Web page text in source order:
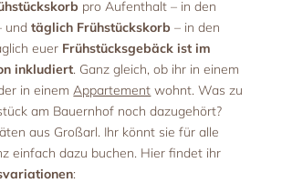
Die Ferienwohnungen
Ausstattung & Leistungen
Preisliste
Ferien mit ‚Wau‘-Faktor
Aktuelles & Angebote
Aktuelles & Last-Minute
Angebote & Pauschalen
Bauernherbst
Bergadvent
Ausflugsziele
pro Aufenthalt – in den
undtäglich Frühstückskorb – in den
euer Frühstücksgebäck ist im
inkludiert. Ganz gleich, ob ihr in einem
in einem Appartement wohnt. Was zu
am Bauernhof noch dazugehört?
aus Großarl. Ihr könnt sie für alle
einfach dazu buchen. Hier findet ihr
: